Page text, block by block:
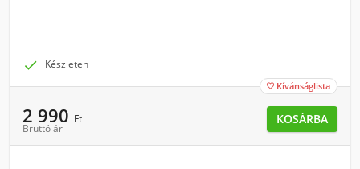
 Készleten
 Kívánságlista
2 990 Ft
Bruttó ár
KOSÁRBA